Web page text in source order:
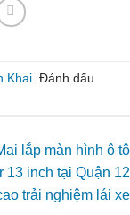
Khai . Đánh dấu
lắp màn hình ô tô
13 inch tại Quận 12
trải nghiệm lái xe